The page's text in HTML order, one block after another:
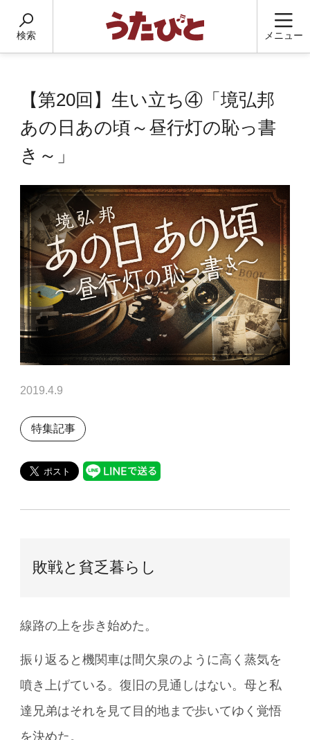
検索 メニュー
【第20回】生い立ち④「境弘邦
あの日あの頃～昼行灯の恥っ書
き～」
2019.4.9
特集記事
敗戦と貧乏暮らし
線路の上を歩き始めた。
振り返ると機関車は間欠泉のように高く蒸気を
噴き上げている。復旧の見通しはない。母と私
達兄弟はそれを見て目的地まで歩いてゆく覚悟
を決めた。